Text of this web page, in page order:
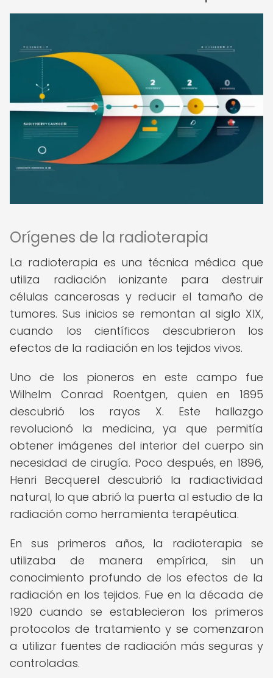
Orígenes de la radioterapia
La radioterapia es una técnica médica que
utiliza radiación ionizante para destruir
células cancerosas y reducir el tamaño de
tumores. Sus inicios se remontan al siglo XIX,
cuando los científicos descubrieron los
efectos de la radiación en los tejidos vivos.
Uno de los pioneros en este campo fue
Wilhelm Conrad Roentgen, quien en 1895
descubrió los rayos X. Este hallazgo
revolucionó la medicina, ya que permitía
obtener imágenes del interior del cuerpo sin
necesidad de cirugía. Poco después, en 1896,
Henri Becquerel descubrió la radiactividad
natural, lo que abrió la puerta al estudio de la
radiación como herramienta terapéutica.
En sus primeros años, la radioterapia se
utilizaba de manera empírica, sin un
conocimiento profundo de los efectos de la
radiación en los tejidos. Fue en la década de
1920 cuando se establecieron los primeros
protocolos de tratamiento y se comenzaron
a utilizar fuentes de radiación más seguras y
controladas.